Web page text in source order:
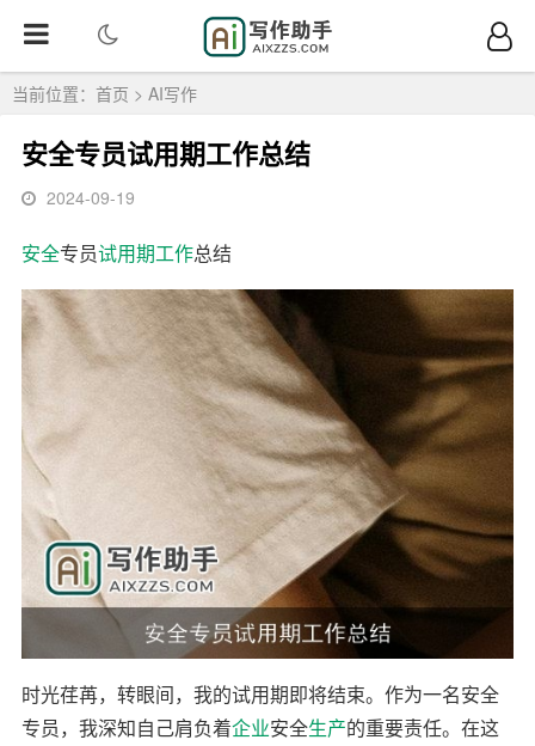
当前位置： 首页 > AI写作
安全专员试用期工作总结
2024-09-19
安全专员试用期工作总结
时光荏苒，转眼间，我的试用期即将结束。作为一名安全
专员，我深知自己肩负着企业安全生产的重要责任。在这